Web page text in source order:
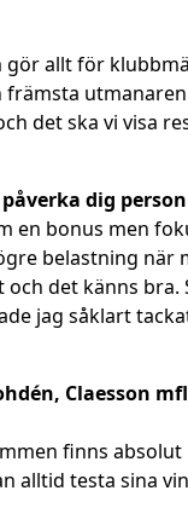
allt för
det ska vi visa
dig
en bonus men
belastning
det känns bra.
jag såklart
Claesson
finns absolut
testa sina